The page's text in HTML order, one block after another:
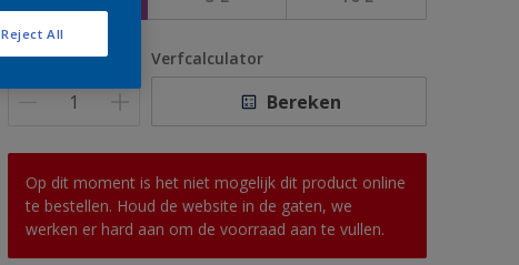
Aantal Verfcalculator
Bereken
Op dit moment is het niet mogelijk dit product online
te bestellen. Houd de website in de gaten, we
werken er hard aan om de voorraad aan te vullen.
Reject All